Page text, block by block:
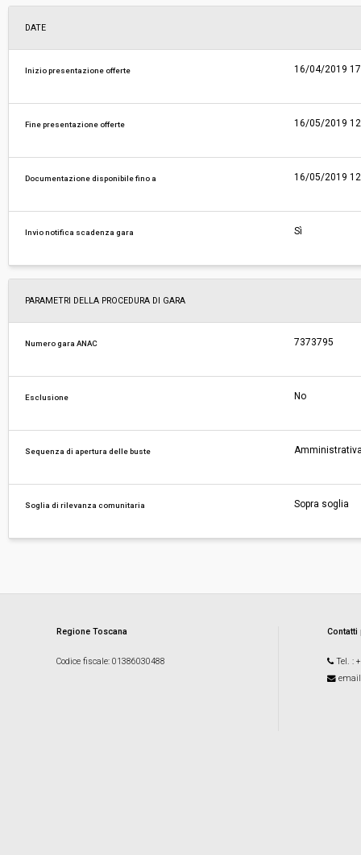
DATE
Inizio presentazione offerte 16/04/2019
Fine presentazione offerte 16/05/2019
Documentazione disponibile fino a 16/05/2019
Invio notifica scadenza gara Sì
PARAMETRI DELLA PROCEDURA DI GARA
Numero gara ANAC 7373795
Esclusione No
Sequenza di apertura delle buste
Soglia di rilevanza comunitaria Sopra soglia
Regione Toscana
Codice fiscale: 01386030488 Tel. :
email